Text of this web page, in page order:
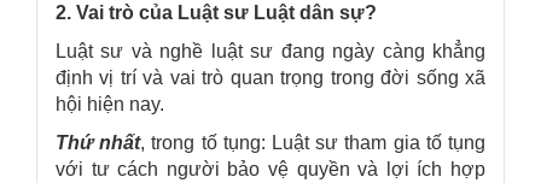
2. Vai trò của Luật sư Luật dân sự?
Luật sư và nghề luật sư đang ngày càng khẳng
định vị trí và vai trò quan trọng trong đời sống xã
hội hiện nay.
Thứ nhất, trong tố tụng: Luật sư tham gia tố tụng
với tư cách người bảo vệ quyền và lợi ích hợp